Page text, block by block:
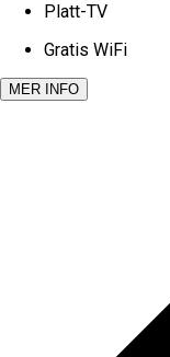
Platt-TV
Gratis WiFi
MER INFO